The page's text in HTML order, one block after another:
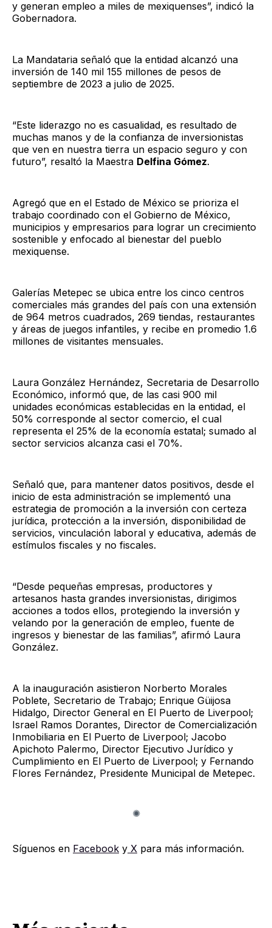
y generan empleo a miles de mexiquenses”, indicó la
Gobernadora.
La Mandataria señaló que la entidad alcanzó una
inversión de 140 mil 155 millones de pesos de
septiembre de 2023 a julio de 2025.
“Este liderazgo no es casualidad, es resultado de
muchas manos y de la confianza de inversionistas
que ven en nuestra tierra un espacio seguro y con
futuro”, resaltó la Maestra Delfina Gómez.
Agregó que en el Estado de México se prioriza el
trabajo coordinado con el Gobierno de México,
municipios y empresarios para lograr un crecimiento
sostenible y enfocado al bienestar del pueblo
mexiquense.
Galerías Metepec se ubica entre los cinco centros
comerciales más grandes del país con una extensión
de 964 metros cuadrados, 269 tiendas, restaurantes
y áreas de juegos infantiles, y recibe en promedio 1.6
millones de visitantes mensuales.
Laura González Hernández, Secretaria de Desarrollo
Económico, informó que, de las casi 900 mil
unidades económicas establecidas en la entidad, el
50% corresponde al sector comercio, el cual
representa el 25% de la economía estatal; sumado al
sector servicios alcanza casi el 70%.
Señaló que, para mantener datos positivos, desde el
inicio de esta administración se implementó una
estrategia de promoción a la inversión con certeza
jurídica, protección a la inversión, disponibilidad de
servicios, vinculación laboral y educativa, además de
estímulos fiscales y no fiscales.
“Desde pequeñas empresas, productores y
artesanos hasta grandes inversionistas, dirigimos
acciones a todos ellos, protegiendo la inversión y
velando por la generación de empleo, fuente de
ingresos y bienestar de las familias”, afirmó Laura
González.
A la inauguración asistieron Norberto Morales
Poblete, Secretario de Trabajo; Enrique Güijosa
Hidalgo, Director General en El Puerto de Liverpool;
Israel Ramos Dorantes, Director de Comercialización
Inmobiliaria en El Puerto de Liverpool; Jacobo
Apichoto Palermo, Director Ejecutivo Jurídico y
Cumplimiento en El Puerto de Liverpool; y Fernando
Flores Fernández, Presidente Municipal de Metepec.
Síguenos en Facebook y X para más información.